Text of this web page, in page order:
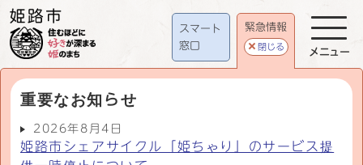
スマート
窓口
緊急情報
閉じる
重要なお知らせ
2026年8月4日
姫路市シェアサイクル「姫ちゃり」のサービス提
メニュー